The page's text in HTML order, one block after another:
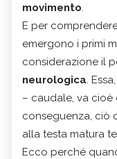
movimento
E per
emergono i primi
considerazione il
neurologica .
– caudale, va cioè
conseguenza, ciò
alla testa matura
Ecco perché